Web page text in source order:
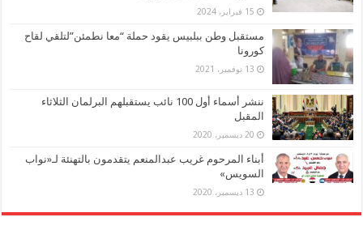
15 فبراير، 2024
مستقبل وطن ببلبيس يقود حملة “معا نطمئن”لتلقي لقاح
كورونا
13 نوفمبر، 2021
ننشر أسماء أول 100 نائب يستقبلهم البرلمان الثلاثاء
المقبل
20 ديسمبر، 2020
أبناء المرحوم غريب عبدالمنعم يتقدمون بالتهنئة لـ«نواب
السويس»
13 ديسمبر، 2020